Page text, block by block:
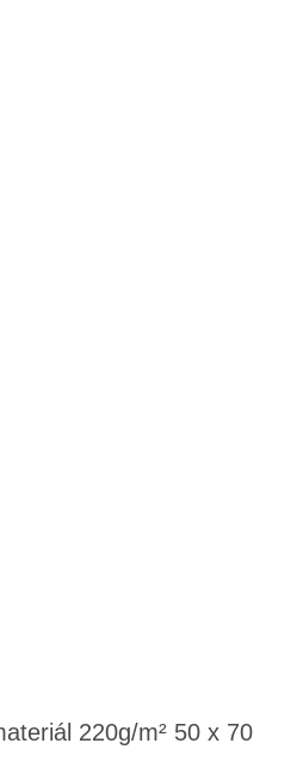
220g/m² 50 x 70